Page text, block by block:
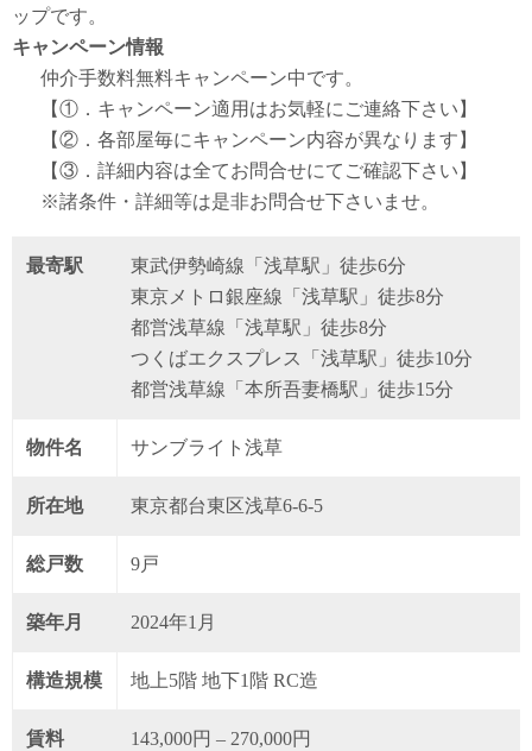
ップです。
キャンペーン情報
仲介手数料無料キャンペーン中です。
【①．キャンペーン適用はお気軽にご連絡下さい】
【②．各部屋毎にキャンペーン内容が異なります】
【③．詳細内容は全てお問合せにてご確認下さい】
※諸条件・詳細等は是非お問合せ下さいませ。
最寄駅
東武伊勢崎線「浅草駅」徒歩6分
東京メトロ銀座線「浅草駅」徒歩8分
都営浅草線「浅草駅」徒歩8分
つくばエクスプレス「浅草駅」徒歩10分
都営浅草線「本所吾妻橋駅」徒歩15分
物件名 サンブライト浅草
所在地 東京都台東区浅草6-6-5
総戸数 9戸
築年月 2024年1月
構造規模 地上5階 地下1階 RC造
賃料 143,000円 – 270,000円